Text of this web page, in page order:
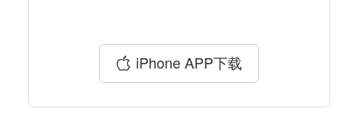
iPhone APP下载